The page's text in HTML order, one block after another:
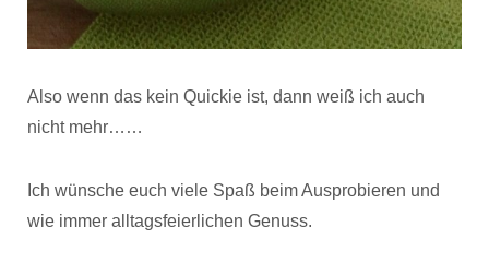
Also wenn das kein Quickie ist, dann weiß ich auch
nicht mehr……
Ich wünsche euch viele Spaß beim Ausprobieren und
wie immer alltagsfeierlichen Genuss.